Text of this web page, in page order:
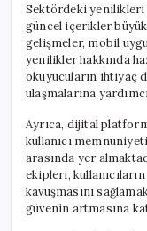
Sektördeki yenilikleri
güncel içerikler
gelişmeler, mobil
yenilikler hakkında
okuyucuların ihtiyaç
ulaşmalarına
Ayrıca, dijital
kullanıcı
arasında yer
ekipleri,
kavuşmasını
güvenin artmasına